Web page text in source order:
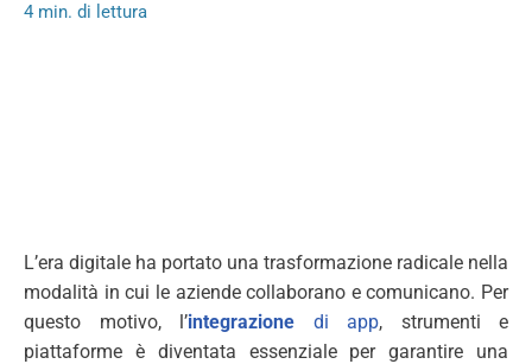
4 min. di lettura
L’era digitale ha portato una trasformazione radicale nella
modalità in cui le aziende collaborano e comunicano. Per
questo motivo, l’integrazione di app, strumenti e
piattaforme è diventata essenziale per garantire una